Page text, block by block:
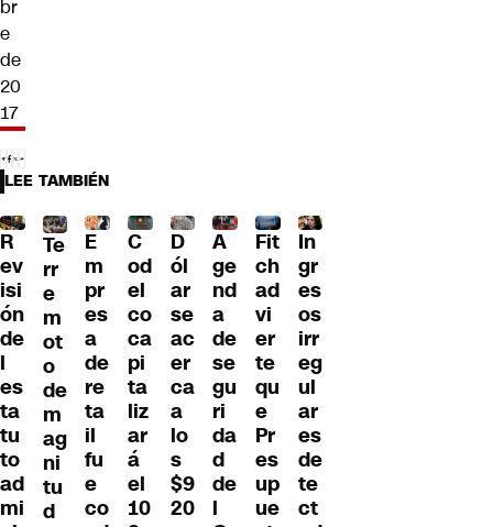
br
e
de
20
17
LEE TAMBIÉN
R
ev
isi
ón
de
l
es
ta
tu
to
ad
mi
Te
rr
e
m
ot
o
de
m
ag
ni
tu
d
E
m
pr
es
a
de
re
ta
il
fu
e
co
C
od
el
co
ca
pi
ta
liz
ar
á
el
10
D
ól
ar
se
ac
er
ca
a
lo
s
$9
20
A
ge
nd
a
de
se
gu
ri
da
d
de
l
Fit
ch
ad
vi
er
te
qu
e
Pr
es
up
ue
In
gr
es
os
irr
eg
ul
ar
es
de
te
ct